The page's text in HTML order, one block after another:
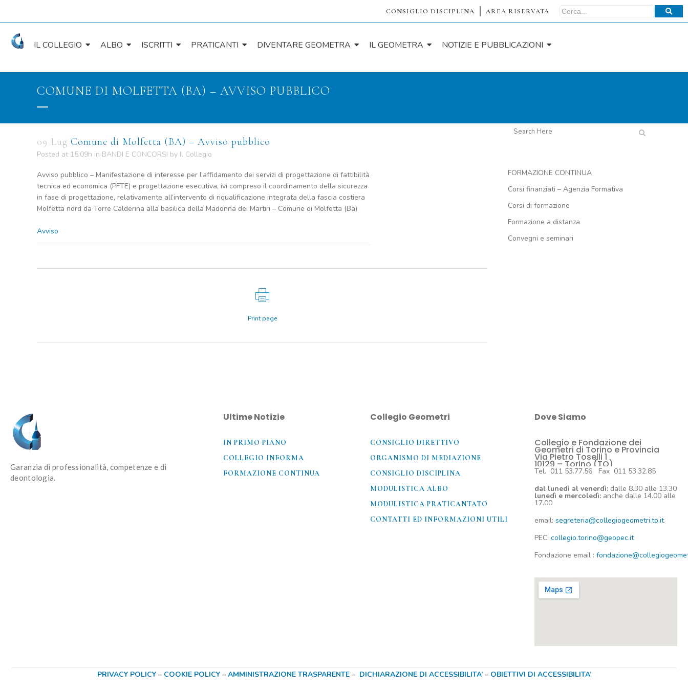
CONSIGLIO DISCIPLINA AREA RISERVATA
IL COLLEGIO ALBO ISCRITTI PRATICANTI DIVENTARE GEOMETRA IL GEOMETRA NOTIZIE E PUBBLICAZIONI
COMUNE DI MOLFETTA (BA) – AVVISO PUBBLICO
09 Lug Comune di Molfetta (BA) – Avviso pubblico
Posted at 15:09h in BANDI E CONCORSI by Il Collegio
Avviso pubblico – Manifestazione di interesse per l’affidamento dei servizi di progettazione di fattibilità
tecnica ed economica (PFTE) e progettazione esecutiva, ivi compreso il coordinamento della sicurezza
in fase di progettazione, relativamente all’intervento di riqualificazione integrata della fascia costiera
Molfetta nord da Torre Calderina alla basilica della Madonna dei Martiri – Comune di Molfetta (Ba)
Avviso
Print page
FORMAZIONE CONTINUA
Corsi finanziati – Agenzia Formativa
Corsi di formazione
Formazione a distanza
Convegni e seminari
Garanzia di professionalità, competenze e di
deontologia.
Ultime Notizie
IN PRIMO PIANO
COLLEGIO INFORMA
FORMAZIONE CONTINUA
Collegio Geometri
CONSIGLIO DIRETTIVO
ORGANISMO DI MEDIAZIONE
CONSIGLIO DISCIPLINA
MODULISTICA ALBO
MODULISTICA PRATICANTATO
CONTATTI ED INFORMAZIONI UTILI​
Dove Siamo
Collegio e Fondazione dei
Geometri di Torino e Provincia
Via Pietro Toselli 1
10129 – Torino (TO)
Tel. 011 53.77.56 Fax 011 53.32.85
dal lunedì al venerdì: dalle 8.30 alle 13.30
lunedì e mercoledì: anche dalle 14.00 alle
17.00
email: segreteria@collegiogeometri.to.it
PEC: collegio.torino@geopec.it
Fondazione email :
PRIVACY POLICY– COOKIE POLICY – AMMINISTRAZIONE TRASPARENTE– DICHIARAZIONE DI ACCESSIBILITA’– OBIETTIVI DI ACCESSIBILITA’